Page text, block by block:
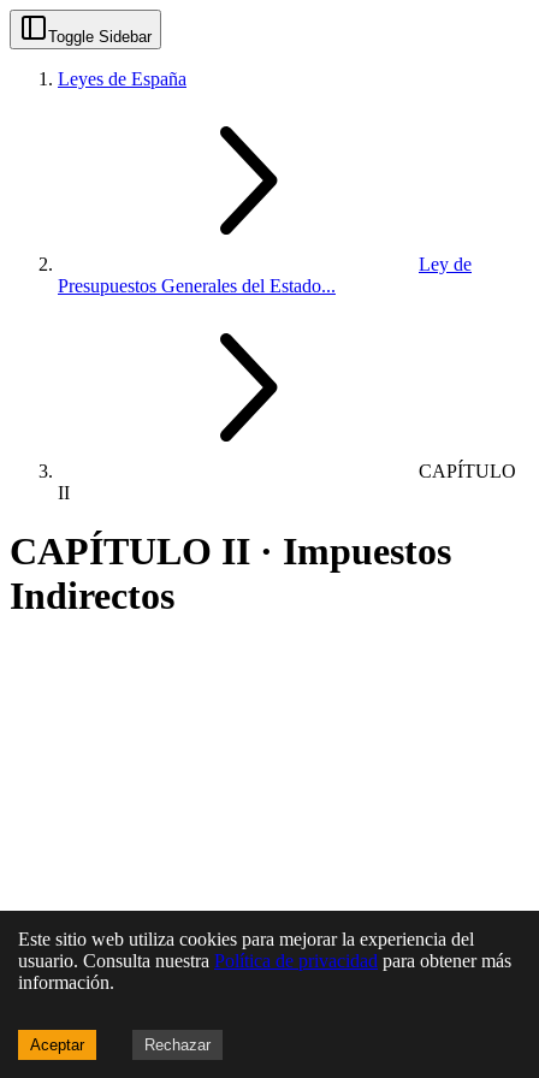
Toggle Sidebar
Leyes de España
Ley de
Presupuestos Generales del Estado...
CAPÍTULO
II
CAPÍTULO II · Impuestos
Indirectos
Este sitio web utiliza cookies para mejorar la experiencia del
usuario. Consulta nuestra Política de privacidad para obtener más
información.
Aceptar Rechazar